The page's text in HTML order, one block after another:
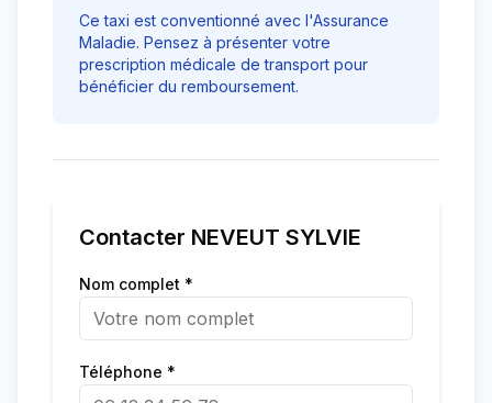
Ce taxi est conventionné avec l'Assurance
Maladie. Pensez à présenter votre
prescription médicale de transport pour
bénéficier du remboursement.
Contacter NEVEUT SYLVIE
Nom complet *
Téléphone *